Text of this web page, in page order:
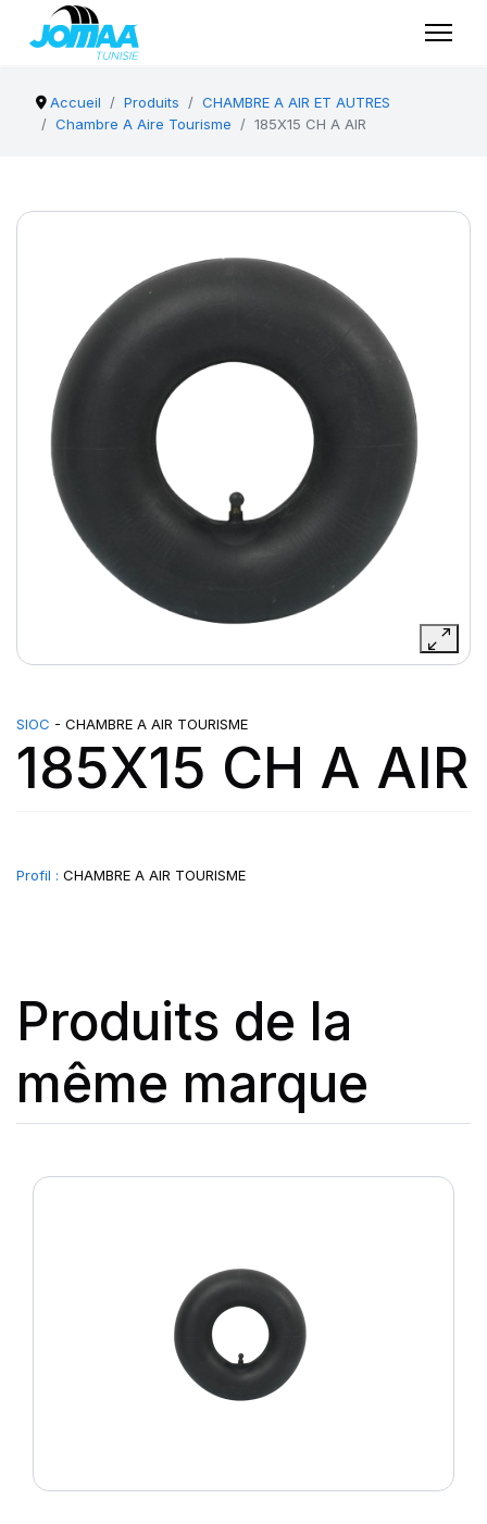
Accueil Produits
CHAMBRE A AIR ET AUTRES
Chambre A Aire Tourisme
185X15 CH A AIR
SIOC - CHAMBRE A AIR TOURISME
185X15 CH A AIR
Profil : CHAMBRE A AIR TOURISME
Produits de la
même marque